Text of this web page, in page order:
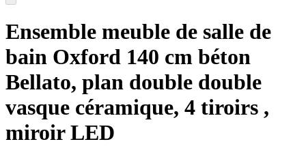
Ensemble meuble de salle de
bain Oxford 140 cm béton
Bellato, plan double double
vasque céramique, 4 tiroirs ,
miroir LED